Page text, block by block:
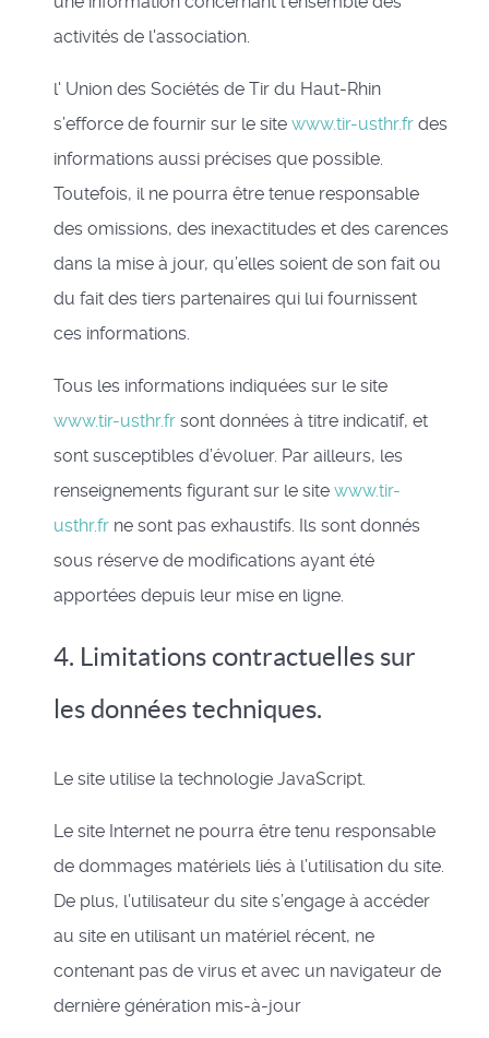
activités de l'association.
l' Union des Sociétés de Tir du Haut-Rhin
s’efforce de fournir sur le site www.tir-usthr.fr des
informations aussi précises que possible.
Toutefois, il ne pourra être tenue responsable
des omissions, des inexactitudes et des carences
dans la mise à jour, qu’elles soient de son fait ou
du fait des tiers partenaires qui lui fournissent
ces informations.
Tous les informations indiquées sur le site
www.tir-usthr.fr sont données à titre indicatif, et
sont susceptibles d’évoluer. Par ailleurs, les
renseignements figurant sur le site www.tir-
usthr.fr ne sont pas exhaustifs. Ils sont donnés
sous réserve de modifications ayant été
apportées depuis leur mise en ligne.
4. Limitations contractuelles sur
les données techniques.
Le site utilise la technologie JavaScript.
Le site Internet ne pourra être tenu responsable
de dommages matériels liés à l’utilisation du site.
De plus, l’utilisateur du site s’engage à accéder
au site en utilisant un matériel récent, ne
contenant pas de virus et avec un navigateur de
dernière génération mis-à-jour